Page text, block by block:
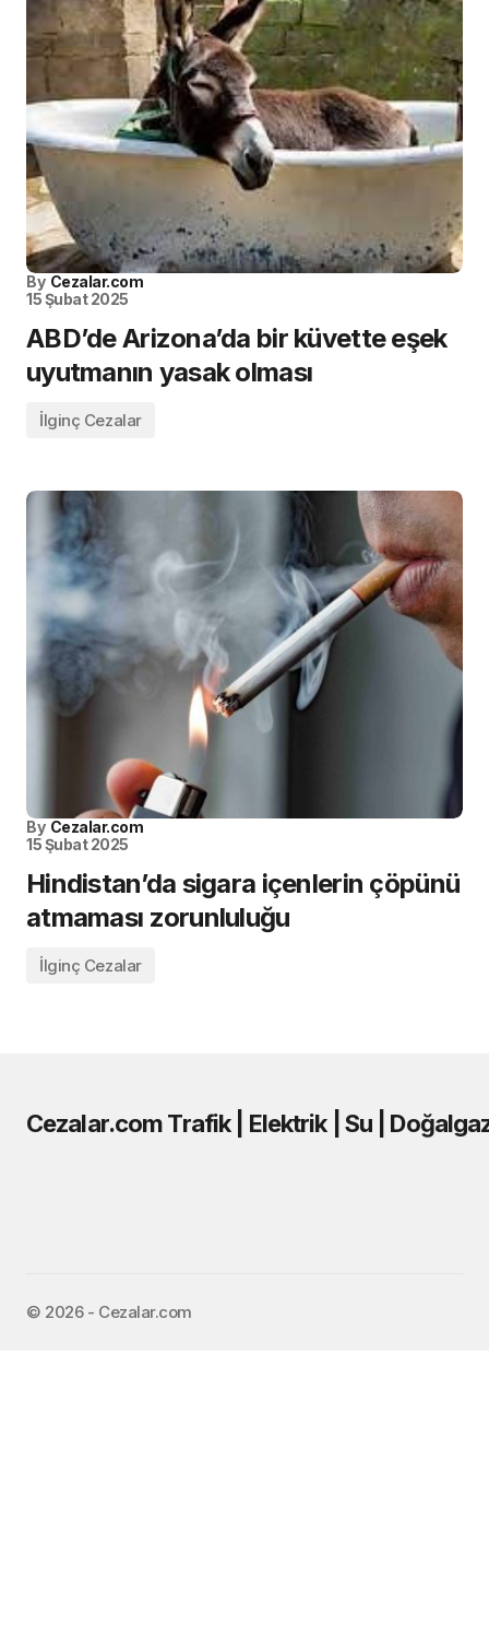
By Cezalar.com
15 Şubat 2025
ABD’de Arizona’da bir küvette eşek
uyutmanın yasak olması
İlginç Cezalar
By Cezalar.com
15 Şubat 2025
Hindistan’da sigara içenlerin çöpünü
atmaması zorunluluğu
İlginç Cezalar
Cezalar.com Trafik | Elektrik | Su |
©️ 2026 - Cezalar.com